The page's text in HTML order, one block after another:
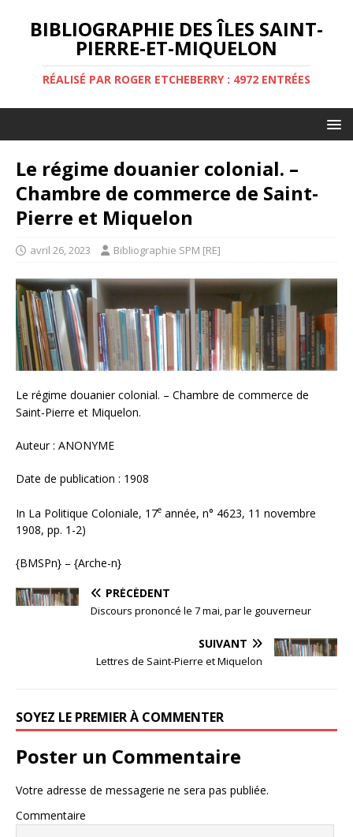
BIBLIOGRAPHIE DES ÎLES SAINT-
PIERRE-ET-MIQUELON
RÉALISÉ PAR ROGER ETCHEBERRY : 4972 ENTRÉES
Le régime douanier colonial. –
Chambre de commerce de Saint-
Pierre et Miquelon
avril 26, 2023 Bibliographie SPM [RE]
Le régime douanier colonial. – Chambre de commerce de
Saint-Pierre et Miquelon.
Auteur : ANONYME
Date de publication : 1908
In La Politique Coloniale, 17e année, n° 4623, 11 novembre
1908, pp. 1-2)
{BMSPn} – {Arche-n}
PRÉCÉDENT
Discours prononcé le 7 mai, par le gouverneur
SUIVANT
Lettres de Saint-Pierre et Miquelon
SOYEZ LE PREMIER À COMMENTER
Poster un Commentaire
Votre adresse de messagerie ne sera pas publiée.
Commentaire